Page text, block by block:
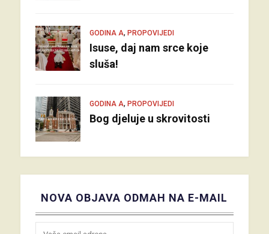
GODINA A, PROPOVIJEDI
Isuse, daj nam srce koje
sluša!
GODINA A, PROPOVIJEDI
Bog djeluje u skrovitosti
NOVA OBJAVA ODMAH NA E-MAIL